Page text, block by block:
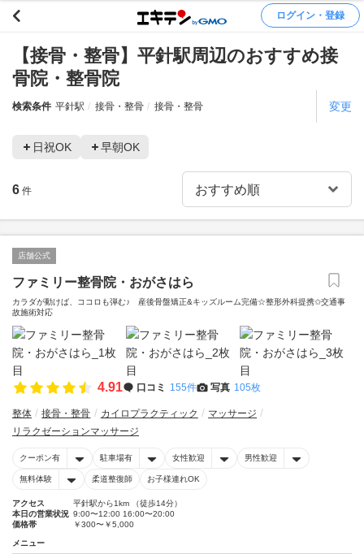
ログイン・登録
【接骨・整骨】平針駅周辺のおすすめ接
骨院・整骨院
検索条件 平針駅 接骨・整骨 接骨・整骨 変更
日祝OK 早朝OK
6 件
店舗公式
ファミリー整骨院・おがさはら
カラダが動けば、ココロも弾む♪ 産後骨盤矯正&キッズルーム完備☆整形外科提携✩交通事
故施術対応
4.91 口コミ 155件 写真 105枚
整体 接骨・整骨 カイロプラクティック
マッサージ
リラクゼーションマッサージ
クーポン有 駐車場有 女性歓迎 男性歓迎
無料体験 柔道整復師 お子様連れOK
アクセス
平針駅から1km （徒歩14分）
本日の営業状況 9:00〜12:00 16:00〜20:00
価格帯
￥300〜￥5,000
メニュー